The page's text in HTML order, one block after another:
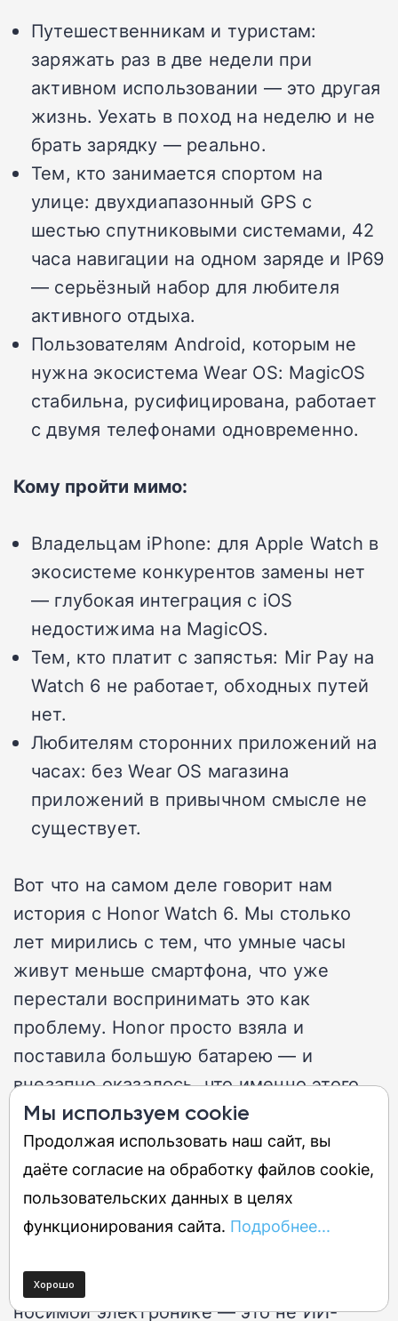
Путешественникам и туристам:
заряжать раз в две недели при
активном использовании — это другая
жизнь. Уехать в поход на неделю и не
брать зарядку — реально.
Тем, кто занимается спортом на
улице: двухдиапазонный GPS с
шестью спутниковыми системами, 42
часа навигации на одном заряде и IP69
— серьёзный набор для любителя
активного отдыха.
Пользователям Android, которым не
нужна экосистема Wear OS: MagicOS
стабильна, русифицирована, работает
с двумя телефонами одновременно.
Кому пройти мимо:
Владельцам iPhone: для Apple Watch в
экосистеме конкурентов замены нет
— глубокая интеграция с iOS
недостижима на MagicOS.
Тем, кто платит с запястья: Mir Pay на
Watch 6 не работает, обходных путей
нет.
Любителям сторонних приложений на
часах: без Wear OS магазина
приложений в привычном смысле не
существует.
Вот что на самом деле говорит нам
история с Honor Watch 6. Мы столько
лет мирились с тем, что умные часы
живут меньше смартфона, что уже
перестали воспринимать это как
проблему. Honor просто взяла и
поставила большую батарею — и
внезапно оказалось, что именно этого
все и хотели. Никакого прорыва в
технологиях, никакого квантового
скачка. Просто инженерное решение,
которое было возможно всегда, но
которое почему-то долго никто не делал
Может быть, настоящий прогресс в
носимой электронике — это не ИИ-
Мы используем cookie
Продолжая использовать наш сайт, вы
даёте согласие на обработку файлов cookie,
пользовательских данных в целях
функционирования сайта. Подробнее...